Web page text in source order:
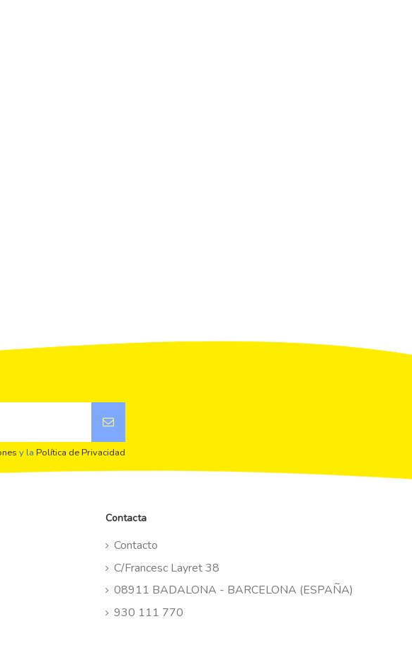
y la Política de Privacidad
Contacta
Contacto
C/Francesc Layret 38
08911 BADALONA - BARCELONA (ESPAÑA)
930 111 770